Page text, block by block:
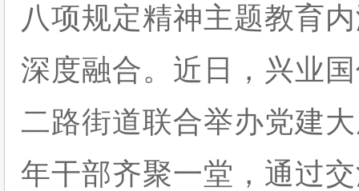
八项规定精神主题教育
深度融合。近日，兴业
二路街道联合举办党建
年干部齐聚一堂，通过